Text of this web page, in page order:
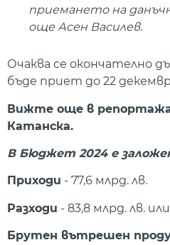
приемането на
още Асен Василев.
Очаква се окончателно
бъде приет до 22
Вижте още в
Катанска.
В Бюджет 2024 е
Приходи - 77,6 млрд. лв.
Разходи - 83,8 млрд. лв.
Брутен вътрешен